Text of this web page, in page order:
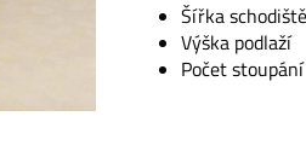
Šířka schodiště
Výška podlaží
Počet stoupání